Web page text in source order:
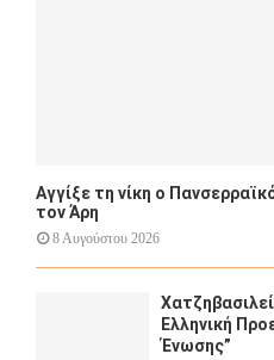
Αγγίξε τη νίκη ο
τον Άρη
8 Αυγούστου 2026
Ελληνική
Ένωσης”